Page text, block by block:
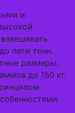
и
пяти тонн.
размеры.
до 150 кг.